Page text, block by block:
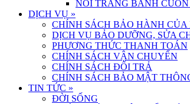
NỒI TRÁNG BÁNH
DỊCH VỤ »
CHÍNH SÁCH BẢO HÀNH CỦA
DỊCH VỤ BẢO DƯỠNG, SỬA
PHƯƠNG THỨC THANH TOÁN
CHÍNH SÁCH VẬN CHUYỂN
CHÍNH SÁCH ĐỔI TRẢ
CHÍNH SÁCH BẢO MẬT
TIN TỨC »
ĐỜI SỐNG